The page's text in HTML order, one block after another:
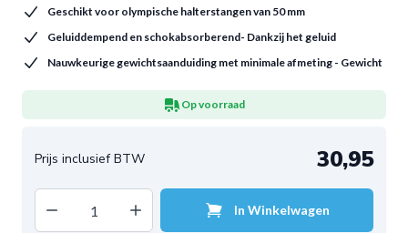
Geschikt voor olympische halterstangen van 50 mm
Geluiddempend en schokabsorberend- Dankzij het geluid
Nauwkeurige gewichtsaanduiding met minimale afmeting - Gewicht
Op voorraad
30,95
Decrease quantityIncrease quantityIn Winkelwagen